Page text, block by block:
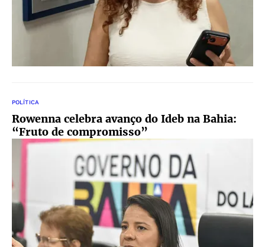
POLÍTICA
Rowenna celebra avanço do Ideb na Bahia:
“Fruto de compromisso”